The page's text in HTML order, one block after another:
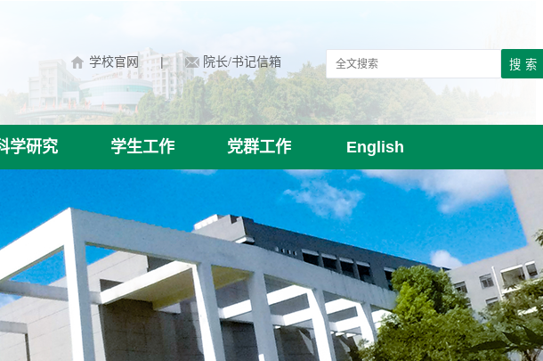
学校官网 | 院长/书记信箱
学研究 学生工作 党群工作 English